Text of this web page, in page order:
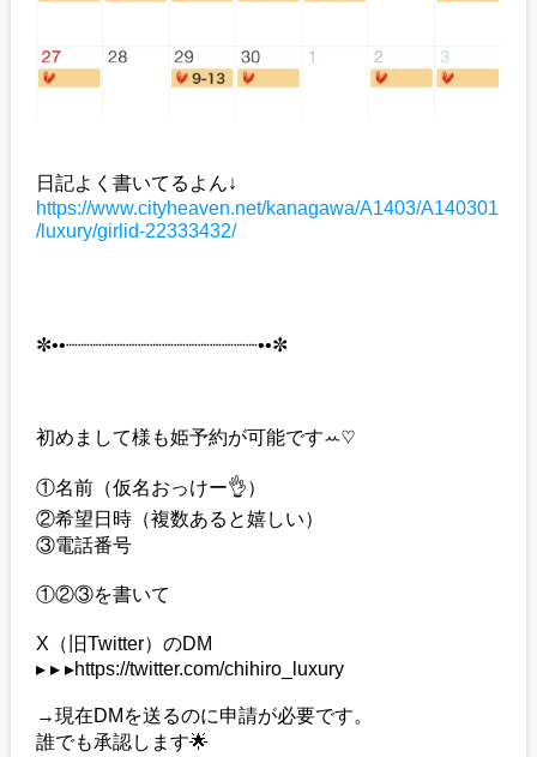
日記よく書いてるよん↓
https://www.cityheaven.net/kanagawa/A1403/A140301
/luxury/girlid-22333432/
✼••┈┈┈┈┈┈┈┈┈┈┈┈┈┈┈┈••✼
初めまして様も姫予約が可能ですꕀ♡
①名前（仮名おっけー👌）
②希望日時（複数あると嬉しい）
③電話番号
①②③を書いて
X（旧Twitter）のDM
▸ ▸ ▸https://twitter.com/chihiro_luxury
→現在DMを送るのに申請が必要です。
誰でも承認します🌟